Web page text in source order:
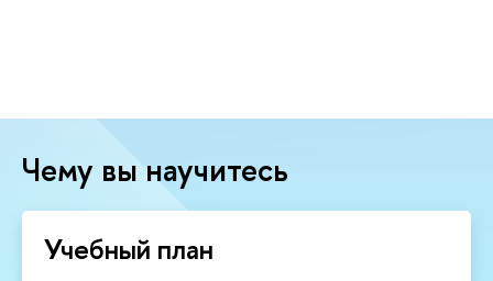
Чему вы научитесь
Учебный план